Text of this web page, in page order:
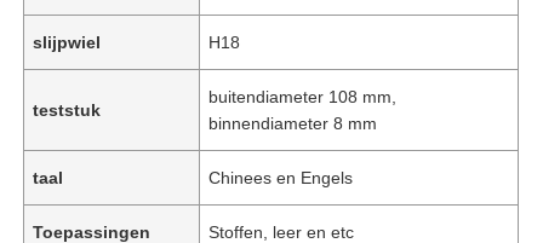
slijpwiel H18
teststuk
buitendiameter 108 mm,
binnendiameter 8 mm
taal Chinees en Engels
Toepassingen Stoffen, leer en etc